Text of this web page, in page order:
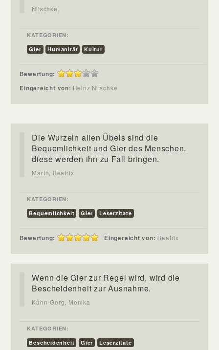
Nitschke,
KATEGORIEN:
Gier
Humanität Kultur
Bewertung:
Eingereicht von: Heinz Nitschke
Die Wurzeln allen Übels sind die
Bequemlichkeit und Gier des Menschen,
diese werden ihn zu Fall bringen.
Marth, Beatrix
KATEGORIEN:
Bequemlichkeit
Gier Leserzitate
Bewertung: Eingereicht von: Beatrix
Wenn die Gier zur Regel wird, wird die
Bescheidenheit zur Ausnahme.
Kühn-Görg, Monika
KATEGORIEN:
Bescheidenheit
Gier Leserzitate